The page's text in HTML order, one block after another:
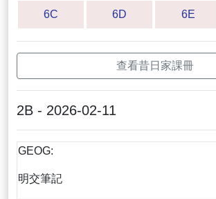
6C 6D 6E
查看昔日家課冊
2B - 2026-02-11
GEOG:
明交筆記